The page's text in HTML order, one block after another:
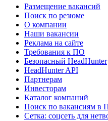
Размещение вакансий
Поиск по резюме
О компании
Наши вакансии
Реклама на сайте
Требования к ПО
Безопасный HeadHunter
HeadHunter API
Партнерам
Инвесторам
Каталог компаний
Поиск по вакансиям в
Сетка: соцсеть для